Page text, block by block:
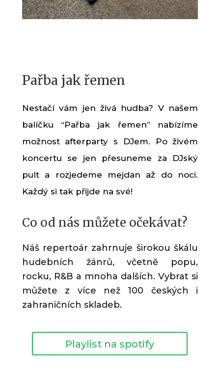
Pařba jak řemen
Nestačí vám jen živá hudba? V našem
balíčku “Pařba jak řemen” nabízíme
možnost afterparty s DJem. Po živém
koncertu se jen přesuneme za DJský
pult a rozjedeme mejdan až do noci.
Každý si tak přijde na své!
Co od nás můžete očekávat?
Náš repertoár zahrnuje širokou škálu
hudebních žánrů, včetně popu,
rocku, R&B a mnoha dalších. Vybrat si
můžete z více než 100 českých i
zahraničních skladeb.
Playlist na spotify